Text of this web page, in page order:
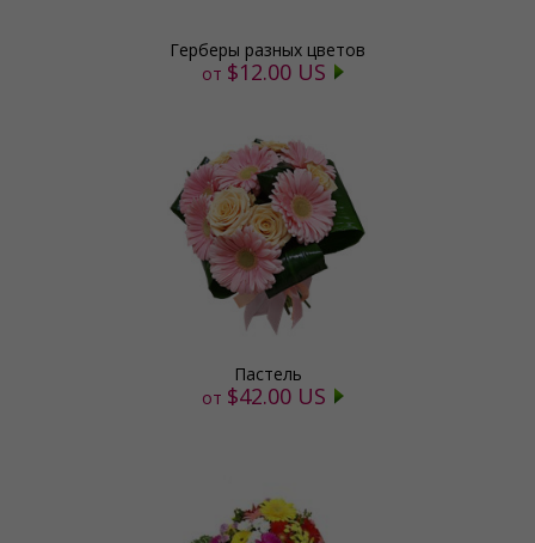
Герберы разных цветов
от $12.00 US
Пастель
от $42.00 US